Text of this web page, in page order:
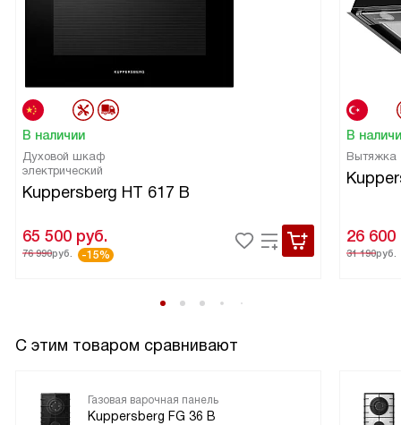
В наличии
Духовой шкаф
электрический
Kuppersberg HT 617 B
65 500 руб.
76 990руб. -15%
В
Вытяжка
26 600
31 190руб.
С этим товаром сравнивают
Газовая варочная панель
Kuppersberg FG 36 B